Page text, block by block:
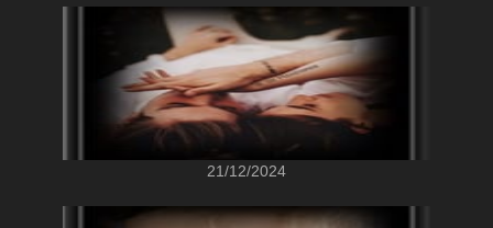
21/12/2024